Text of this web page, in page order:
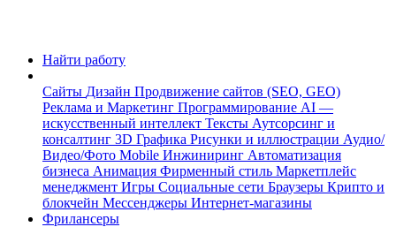
Найти работу
Сайты Дизайн Продвижение сайтов (SEO, GEO)
Реклама и Маркетинг Программирование AI —
искусственный интеллект Тексты Аутсорсинг и
консалтинг 3D Графика Рисунки и иллюстрации Аудио/
Видео/Фото Mobile Инжиниринг Автоматизация
бизнеса Анимация Фирменный стиль Маркетплейс
менеджмент Игры Социальные сети Браузеры Крипто и
блокчейн Мессенджеры Интернет-магазины
Фрилансеры